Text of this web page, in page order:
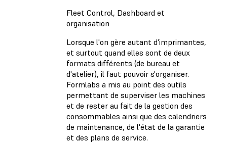
Fleet Control, Dashboard et
organisation
Lorsque l'on gère autant d'imprimantes,
et surtout quand elles sont de deux
formats différents (de bureau et
d'atelier), il faut pouvoir s'organiser.
Formlabs a mis au point des outils
permettant de superviser les machines
et de rester au fait de la gestion des
consommables ainsi que des calendriers
de maintenance, de l'état de la garantie
et des plans de service.